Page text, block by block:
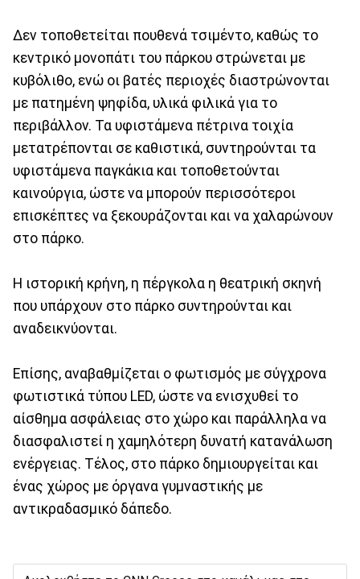
Δεν τοποθετείται πουθενά τσιμέντο, καθώς το
κεντρικό μονοπάτι του πάρκου στρώνεται με
κυβόλιθο, ενώ οι βατές περιοχές διαστρώνονται
με πατημένη ψηφίδα, υλικά φιλικά για το
περιβάλλον. Τα υφιστάμενα πέτρινα τοιχία
μετατρέπονται σε καθιστικά, συντηρούνται τα
υφιστάμενα παγκάκια και τοποθετούνται
καινούργια, ώστε να μπορούν περισσότεροι
επισκέπτες να ξεκουράζονται και να χαλαρώνουν
στο πάρκο.
Η ιστορική κρήνη, η πέργκολα η θεατρική σκηνή
που υπάρχουν στο πάρκο συντηρούνται και
αναδεικνύονται.
Επίσης, αναβαθμίζεται ο φωτισμός με σύγχρονα
φωτιστικά τύπου LED, ώστε να ενισχυθεί το
αίσθημα ασφάλειας στο χώρο και παράλληλα να
διασφαλιστεί η χαμηλότερη δυνατή κατανάλωση
ενέργειας. Τέλος, στο πάρκο δημιουργείται και
ένας χώρος με όργανα γυμναστικής με
αντικραδασμικό δάπεδο.